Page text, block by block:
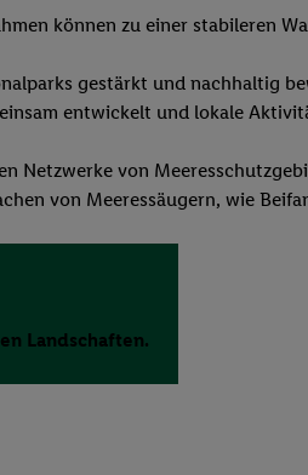
können zu einer stabileren
gestärkt und nachhaltig
entwickelt und lokale
Netzwerke von
von Meeressäugern, wie
Landschaften.